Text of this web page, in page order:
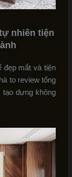
nhiên tiện
đẹp mắt và tiện
to review tổng
dựng không